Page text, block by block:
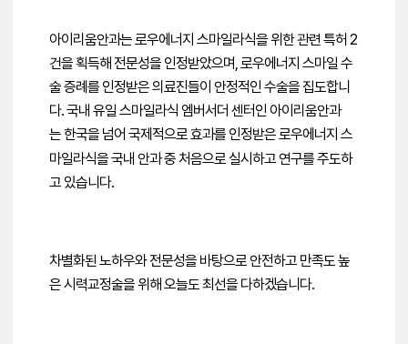
아이리움안과는 로우에너지 스마일라식을 위한관련 특허 2
건을 획득해 전문성을 인정받았으며, 로우에너지 스마일 수
술 증례를 인정받은 의료진들이 안정적인 수술을 집도합니
다.국내 유일 스마일라식 엠버서더 센터인 아이리움안과
는한국을 넘어 국제적으로 효과를 인정받은 로우에너지 스
마일라식을국내 안과 중 처음으로 실시하고 연구를 주도하
고 있습니다.
차별화된 노하우와 전문성을 바탕으로 안전하고 만족도 높
은 시력교정술을 위해오늘도 최선을 다하겠습니다.